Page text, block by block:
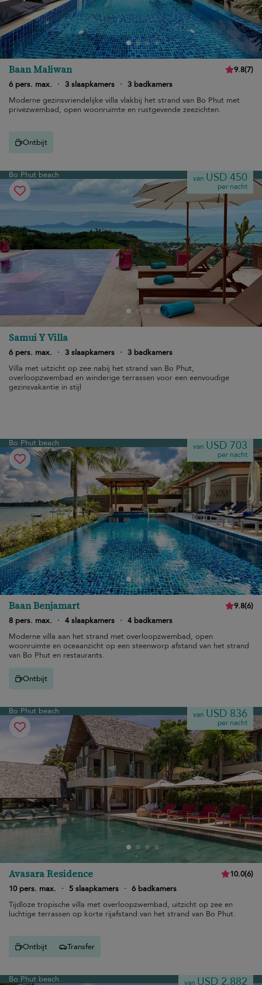
Baan Maliwan 9.8(7)
6 pers. max.
· 3 slaapkamers · 3 badkamers
Moderne gezinsvriendelijke villa vlakbij het strand van Bo Phut met
privézwembad, open woonruimte en rustgevende zeezichten.
Ontbijt
Bo Phut beach van USD 450
per nacht
Samui Y Villa
6 pers. max. · 3 slaapkamers · 3 badkamers
Villa met uitzicht op zee nabij het strand van Bo Phut,
overloopzwembad en winderige terrassen voor een eenvoudige
gezinsvakantie in stijl
Bo Phut beach van USD 703
per nacht
Baan Benjamart 9.8(6)
8 pers. max.
· 4 slaapkamers · 4 badkamers
Moderne villa aan het strand met overloopzwembad, open
woonruimte en oceaanzicht op een steenworp afstand van het strand
van Bo Phut en restaurants.
Ontbijt
Bo Phut beach van USD 836
per nacht
Avasara Residence 10.0(6)
10 pers. max.
· 5 slaapkamers · 6 badkamers
Tijdloze tropische villa met overloopzwembad, uitzicht op zee en
luchtige terrassen op korte rijafstand van het strand van Bo Phut.
Ontbijt Transfer
Bo Phut beach van USD 2.882